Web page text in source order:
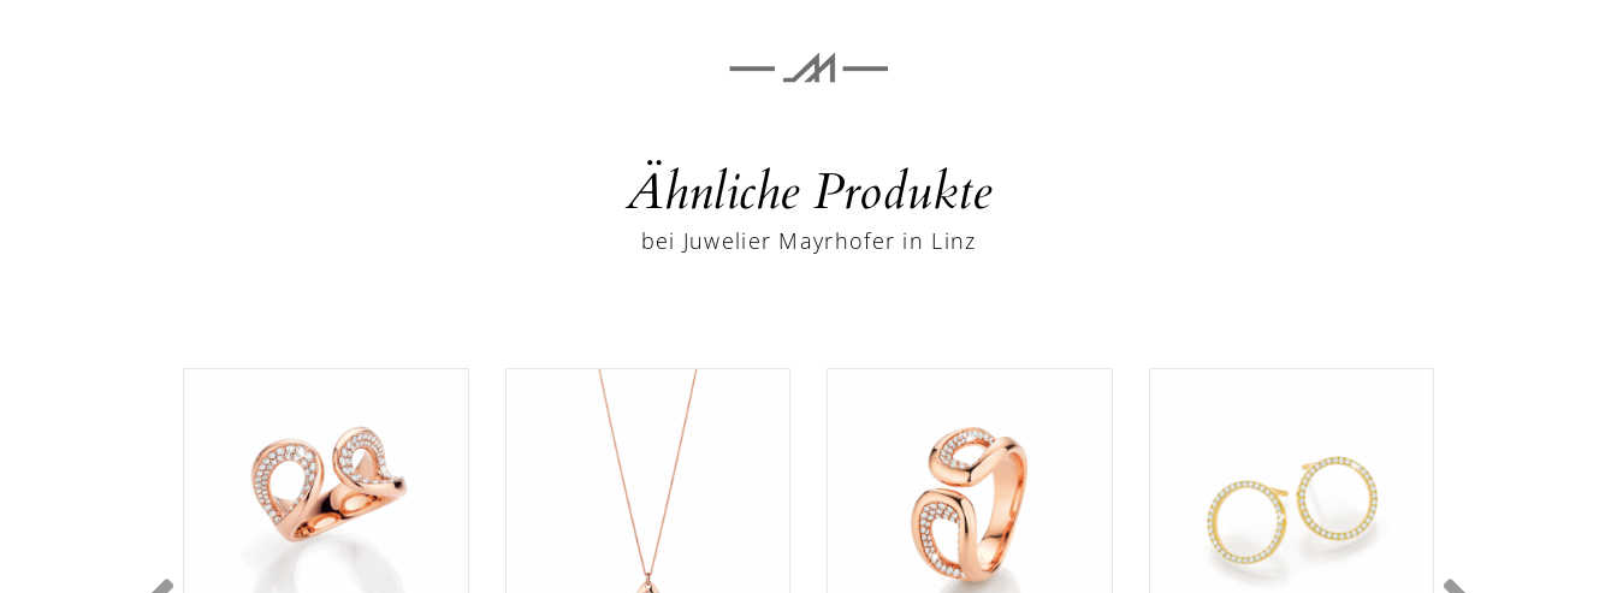
Ähnliche Produkte
bei Juwelier Mayrhofer in Linz